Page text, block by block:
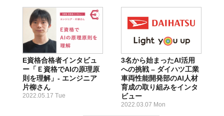
E資格合格者インタビュ
ー「Ｅ資格でAIの原理原
則を理解」- エンジニア
片柳さん
2022.05.17 Tue
3名から始まったAI活用
への挑戦 – ダイハツ工業
車両性能開発部のAI人材
育成の取り組みをインタ
ビュー
2022.03.07 Mon